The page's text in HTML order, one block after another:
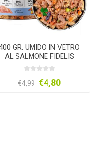
GR. UMIDO IN VETRO
AL SALMONE FIDELIS
€4,99 €4,80